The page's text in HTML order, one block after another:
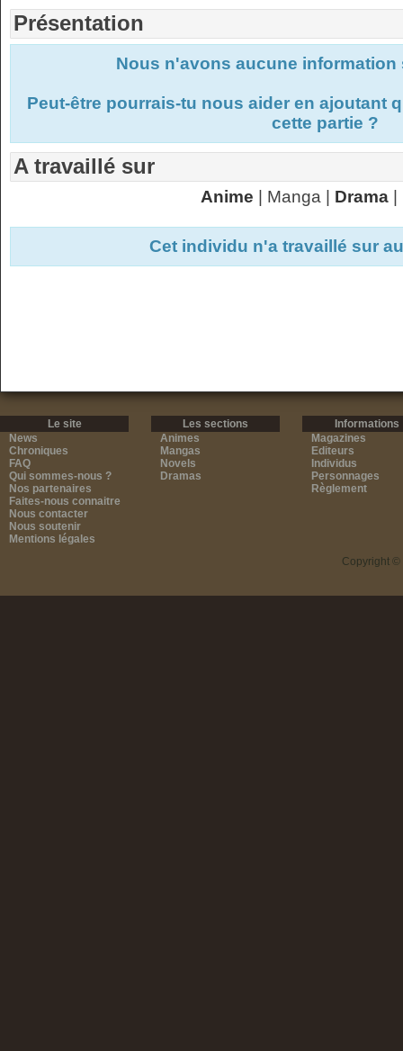
Présentation
Nous n'avons aucune
Peut-être pourrais-tu nous aider en ajoutant
cette partie ?
A travaillé sur
Anime | Manga | Drama|
Cet individu n'a travaillé sur
Le site
News
Chroniques
FAQ
Qui sommes-nous ?
Nos partenaires
Faites-nous connaitre
Nous contacter
Nous soutenir
Mentions légales
Les sections
Animes
Mangas
Novels
Dramas
Informations
Magazines
Editeurs
Individus
Personnages
Règlement
Copyright ©